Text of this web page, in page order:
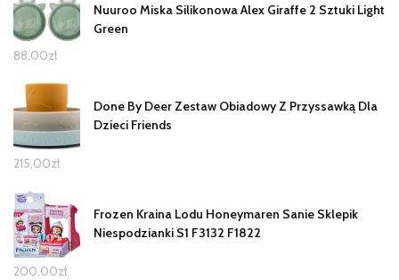
Nuuroo Miska Silikonowa Alex Giraffe 2 Sztuki Light
Green
88,00zł
Done By Deer Zestaw Obiadowy Z Przyssawką Dla
Dzieci Friends
215,00zł
Frozen Kraina Lodu Honeymaren Sanie Sklepik
Niespodzianki S1 F3132 F1822
200,00zł